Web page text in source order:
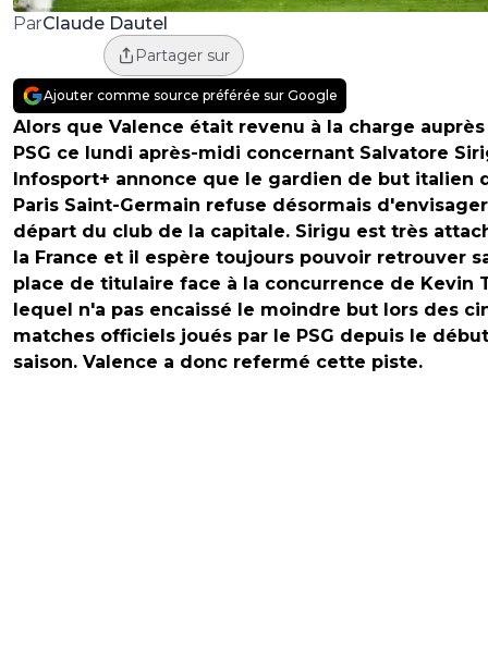
ParClaude Dautel
Partager sur
Ajouter comme source préférée sur Google
Alors que Valence était revenu à la charge
PSG ce lundi après-midi concernant Salvatore
Infosport+ annonce que le gardien de but italien
Paris Saint-Germain refuse désormais
départ du club de la capitale. Sirigu est très
la France et il espère toujours pouvoir retrouver
place de titulaire face à la concurrence de Kevin
lequel n'a pas encaissé le moindre but lors des
matches officiels joués par le PSG depuis le
saison. Valence a donc refermé cette piste.